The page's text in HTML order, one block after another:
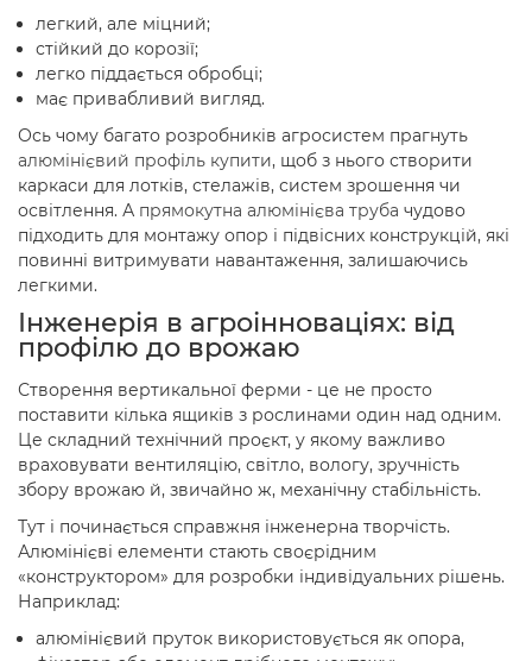
легкий, але міцний;
стійкий до корозії;
легко піддається обробці;
має привабливий вигляд.
Ось чому багато розробників агросистем прагнуть
алюмінієвий профіль купити, щоб з нього створити
каркаси для лотків, стелажів, систем зрошення чи
освітлення. А прямокутна алюмінієва труба чудово
підходить для монтажу опор і підвісних конструкцій, які
повинні витримувати навантаження, залишаючись
легкими.
Інженерія в агроінноваціях: від
профілю до врожаю
Створення вертикальної ферми - це не просто
поставити кілька ящиків з рослинами один над одним.
Це складний технічний проєкт, у якому важливо
враховувати вентиляцію, світло, вологу, зручність
збору врожаю й, звичайно ж, механічну стабільність.
Тут і починається справжня інженерна творчість.
Алюмінієві елементи стають своєрідним
«конструктором» для розробки індивідуальних рішень.
Наприклад:
алюмінієвий пруток використовується як опора,